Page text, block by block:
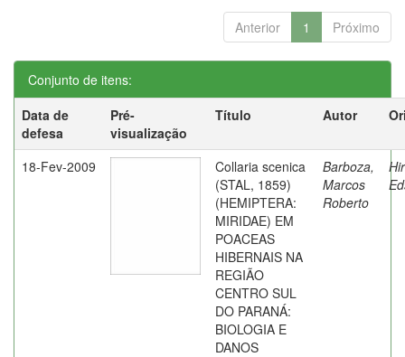
Anterior 1 Próximo
Conjunto de itens:
Data de
defesa
Pré-
visualização
Título Autor
18-Fev-2009
Collaria scenica
(STAL, 1859)
(HEMIPTERA:
MIRIDAE) EM
POACEAS
HIBERNAIS NA
REGIÃO
CENTRO SUL
DO PARANÁ:
BIOLOGIA E
DANOS
Barboza,
Marcos
Roberto